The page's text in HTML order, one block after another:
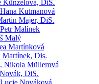
Künzelová, DiS.
Kutmanová
Majer, DiS.
Malínek
Malý
Martínková
Martínek, Dis.
Nikola Müllerová
DiS.
Nováková